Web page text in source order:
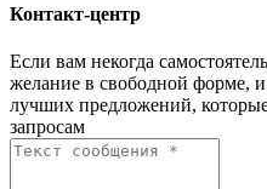
Контакт-центр
Если вам некогда
желание в свободной форме,
лучших предложений,
запросам